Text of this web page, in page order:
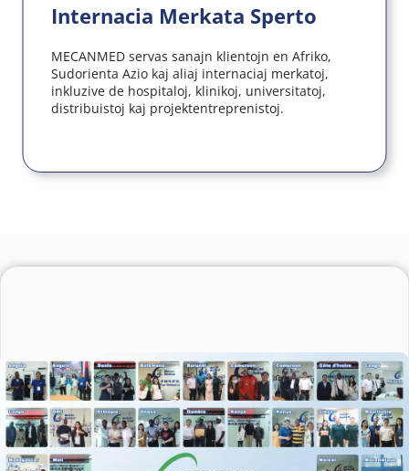
Internacia Merkata Sperto
MECANMED servas sanajn klientojn en Afriko,
Sudorienta Azio kaj aliaj internaciaj merkatoj,
inkluzive de hospitaloj, klinikoj, universitatoj,
distribuistoj kaj projektentreprenistoj.